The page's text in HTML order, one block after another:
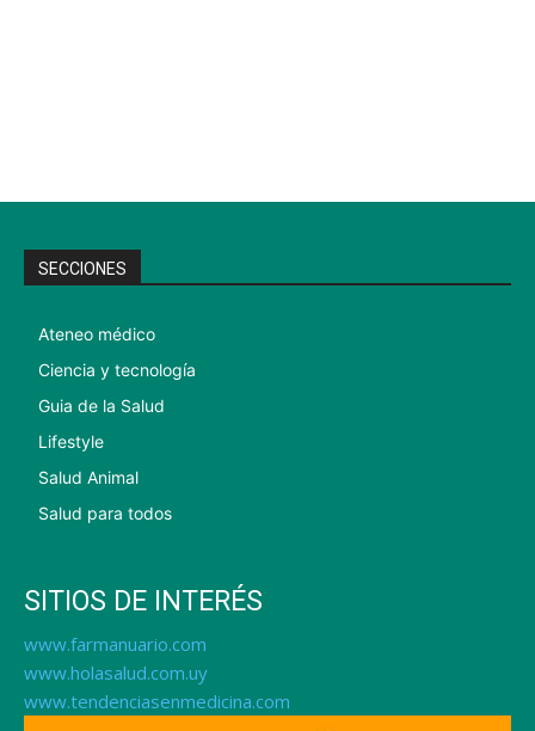
SECCIONES
Ateneo médico
Ciencia y tecnología
Guia de la Salud
Lifestyle
Salud Animal
Salud para todos
SITIOS DE INTERÉS
www.farmanuario.com
www.holasalud.com.uy
www.tendenciasenmedicina.com